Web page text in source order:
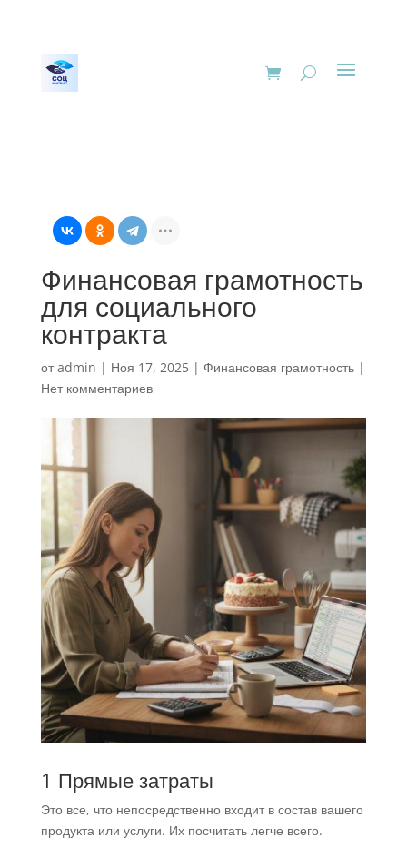
Финансовая грамотность
для социального
контракта
отadmin | Ноя 17, 2025| Финансовая грамотность|
Нет комментариев
1 Прямые затраты
Это все, что непосредственно входит в состав вашего
продукта или услуги. Их посчитать легче всего.